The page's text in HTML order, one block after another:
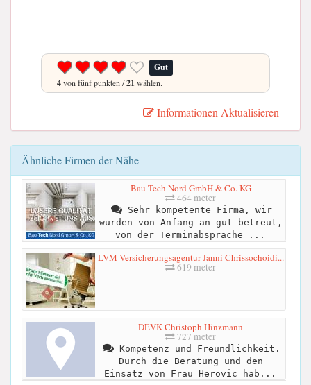
Gut
4von fünf punkten /21 wählen.
Informationen Aktualisieren
Ähnliche Firmen der Nähe
Bau Tech Nord GmbH & Co. KG
464 meter
Sehr kompetente Firma, wir
wurden von Anfang an gut betreut,
von der Terminabsprache ...
LVM Versicherungsagentur Janni Chrissochoidi...
619 meter
DEVK Christoph Hinzmann
727 meter
Kompetenz und Freundlichkeit.
Durch die Beratung und den
Einsatz von Frau Herovic hab...